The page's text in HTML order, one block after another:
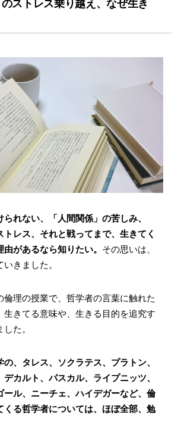
のストレス乗り越え、なぜ生き
れない、「人間関係」の苦しみ、
トレス、それと戦ってまで、生きてく
があるなら知りたい。 その思いは、
きました。
倫理の授業で、哲学者の言葉に触れた
生きてる意味や、生きる目的を追究す
た。
の、タレス、ソクラテス、プラトン、
カルト、パスカル、ライプニッツ、
ール、ニーチェ、ハイデガーなど、倫
くる哲学者については、ほぼ全部、勉